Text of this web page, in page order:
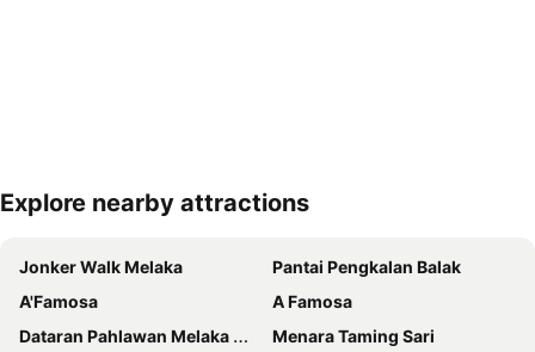
Kembangkan peta
Explore nearby attractions
Jonker Walk Melaka
Pantai Pengkalan Balak
A'Famosa
A Famosa
Dataran Pahlawan Melaka Megamall
Menara Taming Sari